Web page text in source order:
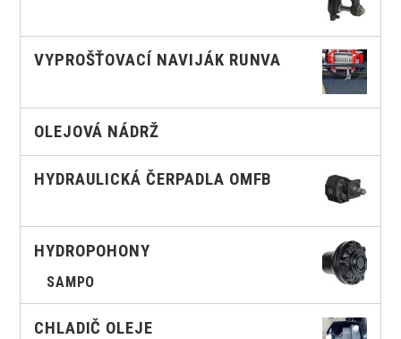
VYPROŠŤOVACÍ NAVIJÁK RUNVA
OLEJOVÁ NÁDRŽ
HYDRAULICKÁ ČERPADLA OMFB
HYDROPOHONY
SAMPO
CHLADIČ OLEJE